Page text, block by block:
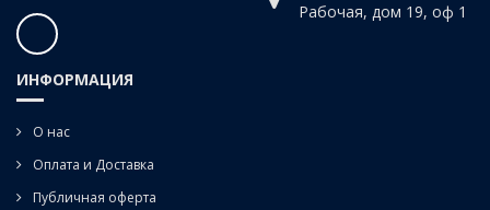
Рабочая, дом 19, оф 1
ИНФОРМАЦИЯ
О нас
Оплата и Доставка
Публичная оферта